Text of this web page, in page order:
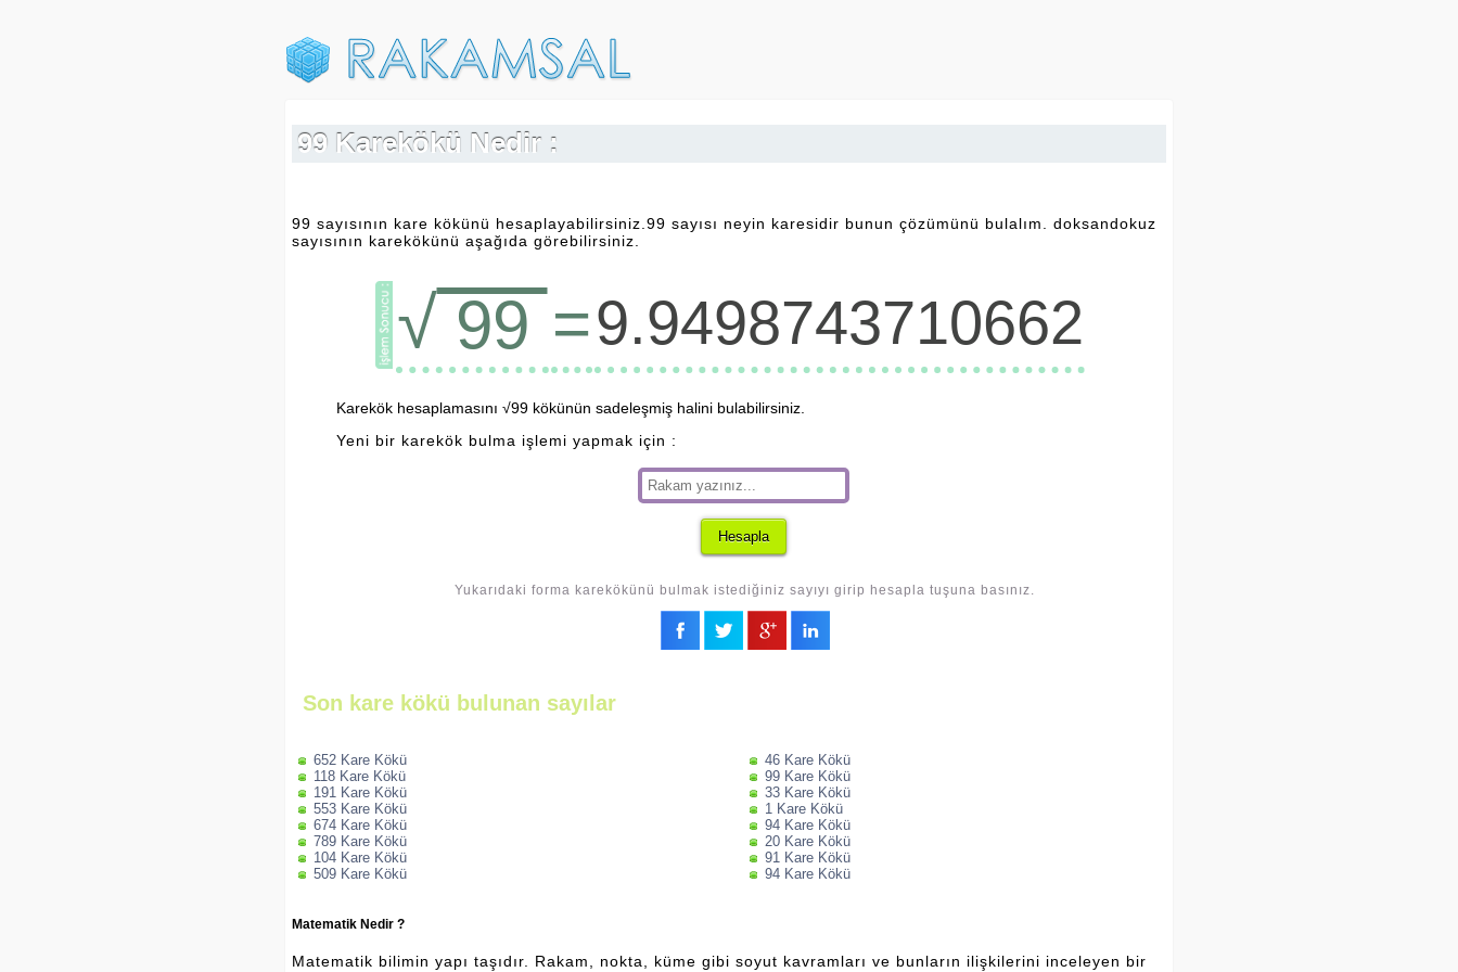
99 Karekökü Nedir :
99 sayısının kare kökünü hesaplayabilirsiniz.99 sayısı neyin karesidir bunun çözümünü bulalım. doksandokuz
sayısının karekökünü aşağıda görebilirsiniz.
√ 99 =9.9498743710662
Karekök hesaplamasını √99 kökünün sadeleşmiş halini bulabilirsiniz.
Yeni bir karekök bulma işlemi yapmak için :
Yukarıdaki forma karekökünü bulmak istediğiniz sayıyı girip hesapla tuşuna basınız.
Son kare kökü bulunan sayılar
652 Kare Kökü
118 Kare Kökü
191 Kare Kökü
553 Kare Kökü
674 Kare Kökü
789 Kare Kökü
104 Kare Kökü
509 Kare Kökü
46 Kare Kökü
99 Kare Kökü
33 Kare Kökü
1 Kare Kökü
94 Kare Kökü
20 Kare Kökü
91 Kare Kökü
94 Kare Kökü
Matematik Nedir ?
Matematik bilimin yapı taşıdır. Rakam, nokta, küme gibi soyut kavramları ve bunların ilişkilerini inceleyen bir